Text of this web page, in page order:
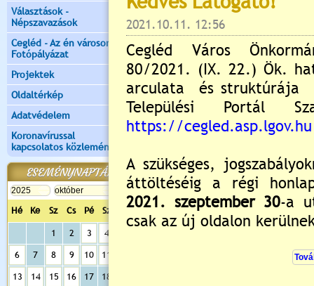
Választások -
Népszavazások
Cegléd - Az én városom -
Fotópályázat
Projektek
Oldaltérkép
Adatvédelem
Koronavírussal
kapcsolatos közlemények
ESEMÉNYNAPTÁR
Hé Ke Sz Cs Pé Sz Va
1 2 3 4
6 7 8 9 10 11
13 14 15 16 17 18